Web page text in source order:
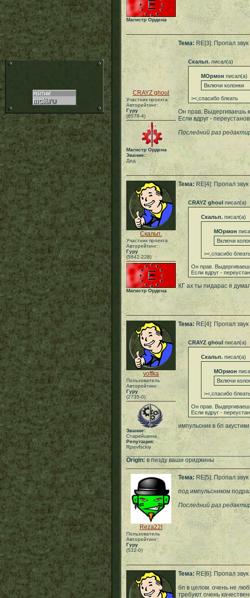
Магистр Ордена
CRAYZ ghoul
Участник проекта
Авторейтинг:
Гуру
(8578-4)
Магистр Ордена
Звание:
Дед
Тема: RE[3]: Пропал звук
Скальп. писал(а)
МОрмон писал(а)
Включи колонки
><,спасибо блеать
Он прав. Выдергиваешь
Если вдруг -
Последний раз
Скальп.
Участник проекта
Авторейтинг:
Гуру
(5842-228)
Магистр Ордена
Тема: RE[4]: Пропал звук
CRAYZ ghoul писал(а)
Скальп. писал(а)
МОрмон
Включи
><,спасибо
Он прав.
Если вдруг -
КГ ах ты пидарас я
voffka
Пользователь
Авторейтинг:
Гуру
(2735-0)
Звание:
Старейшина
Репутация:
Rjzevfsckiy
Тема: RE[4]: Пропал звук
CRAYZ ghoul писал(а)
Скальп. писал(а)
МОрмон
Включи
><,спасибо
Он прав.
Если вдруг -
импульсник в бп
Origin: в пизду ваши ориджины
Reza22I
Пользователь
Авторейтинг:
Гуру
(532-0)
Тема: RE[5]: Пропал звук
под импульсником
Последний раз
Тема: RE[6]: Пропал звук
бп в целом. очень не
требуют очень